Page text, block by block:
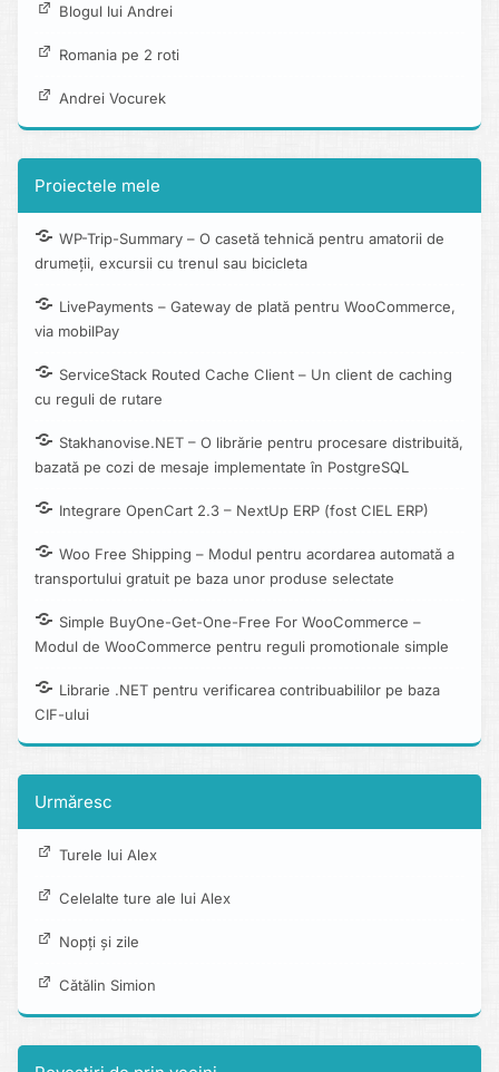
Blogul lui Andrei
Romania pe 2 roti
Andrei Vocurek
Proiectele mele
WP-Trip-Summary – O casetă tehnică pentru amatorii de
drumeții, excursii cu trenul sau bicicleta
LivePayments – Gateway de plată pentru WooCommerce,
via mobilPay
ServiceStack Routed Cache Client – Un client de caching
cu reguli de rutare
Stakhanovise.NET – O librărie pentru procesare distribuită,
bazată pe cozi de mesaje implementate în PostgreSQL
Integrare OpenCart 2.3 – NextUp ERP (fost CIEL ERP)
Woo Free Shipping – Modul pentru acordarea automată a
transportului gratuit pe baza unor produse selectate
Simple BuyOne-Get-One-Free For WooCommerce –
Modul de WooCommerce pentru reguli promotionale simple
Librarie .NET pentru verificarea contribuabililor pe baza
CIF-ului
Urmăresc
Turele lui Alex
Celelalte ture ale lui Alex
Nopți și zile
Cătălin Simion